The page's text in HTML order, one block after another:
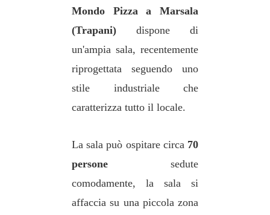
Mondo Pizza a Marsala
(Trapani) dispone di
un'ampia sala, recentemente
riprogettata seguendo uno
stile industriale che
caratterizza tutto il locale.
La sala può ospitare circa 70
persone sedute
comodamente, la sala si
affaccia su una piccola zona